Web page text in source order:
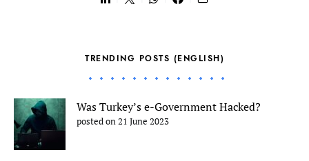
TRENDING POSTS (ENGLISH)
Was Turkey’s e-Government Hacked?
posted on 21 June 2023